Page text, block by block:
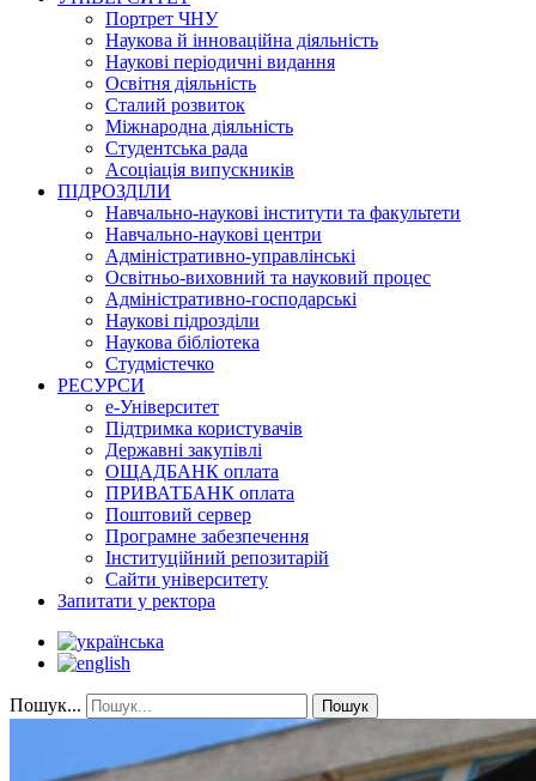
Портрет ЧНУ
Наукова й інноваційна діяльність
Наукові періодичні видання
Освітня діяльність
Сталий розвиток
Міжнародна діяльність
Студентська рада
Асоціація випускників
ПІДРОЗДІЛИ
Навчально-наукові інститути та факультети
Навчально-наукові центри
Адміністративно-управлінські
Освітньо-виховний та науковий процес
Адміністративно-господарські
Наукові підрозділи
Наукова бібліотека
Студмістечко
РЕСУРСИ
е-Університет
Підтримка користувачів
Державні закупівлі
ОЩАДБАНК оплата
ПРИВАТБАНК оплата
Поштовий сервер
Програмне забезпечення
Інституційний репозитарій
Сайти університету
Запитати у ректора
Пошук... Пошук